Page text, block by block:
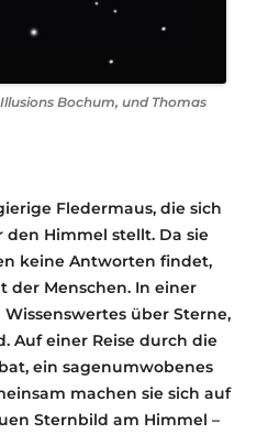
Bochum, und Thomas
Fledermaus, die sich
Himmel stellt. Da sie
keine Antworten findet,
der Menschen. In einer
über Sterne,
Auf einer Reise durch die
ein sagenumwobenes
machen sie sich auf
Sternbild am Himmel –